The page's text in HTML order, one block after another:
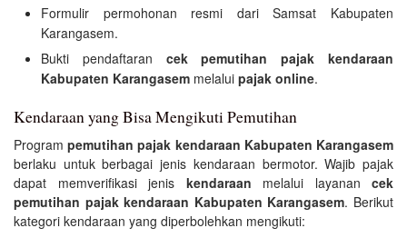
Formulir permohonan resmi dari Samsat Kabupaten
Karangasem.
Bukti pendaftaran cek pemutihan pajak kendaraan
Kabupaten Karangasem melalui pajak online.
Kendaraan yang Bisa Mengikuti Pemutihan
Programpemutihan pajak kendaraan Kabupaten Karangasem
berlaku untuk berbagai jenis kendaraan bermotor. Wajib pajak
dapat memverifikasi jenis kendaraan melalui layanan cek
pemutihan pajak kendaraan Kabupaten Karangasem. Berikut
kategori kendaraan yang diperbolehkan mengikuti: